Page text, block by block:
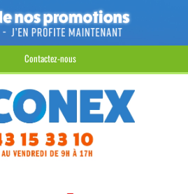
Contactez-nous